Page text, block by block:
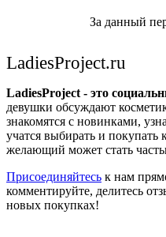
За данный
LadiesProject.ru
LadiesProject - это
девушки обсуждают
знакомятся с новинками,
учатся выбирать и
желающий может стать
Присоединяйтесь к нам
комментируйте, делитесь
новых покупках!